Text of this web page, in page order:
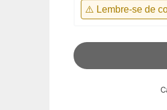
⚠️ Lembre-se de